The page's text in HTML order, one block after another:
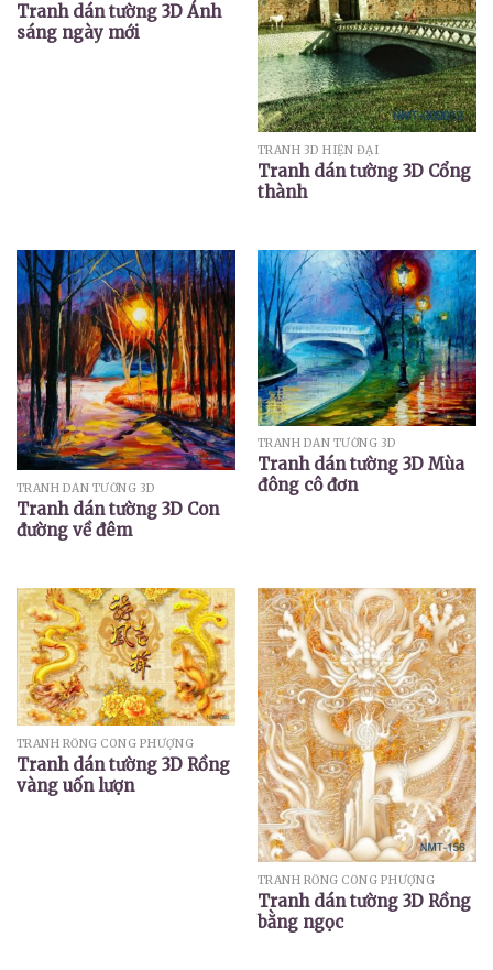
Tranh dán tường 3D Ánh
sáng ngày mới
TRANH 3D HIỆN ĐẠI
Tranh dán tường 3D Cổng
thành
TRANH DÁN TƯỜNG 3D
Tranh dán tường 3D Con
đường về đêm
TRANH DÁN TƯỜNG 3D
Tranh dán tường 3D Mùa
đông cô đơn
TRANH RỒNG CÔNG PHƯỢNG
Tranh dán tường 3D Rồng
vàng uốn lượn
TRANH RỒNG CÔNG PHƯỢNG
Tranh dán tường 3D Rồng
bằng ngọc